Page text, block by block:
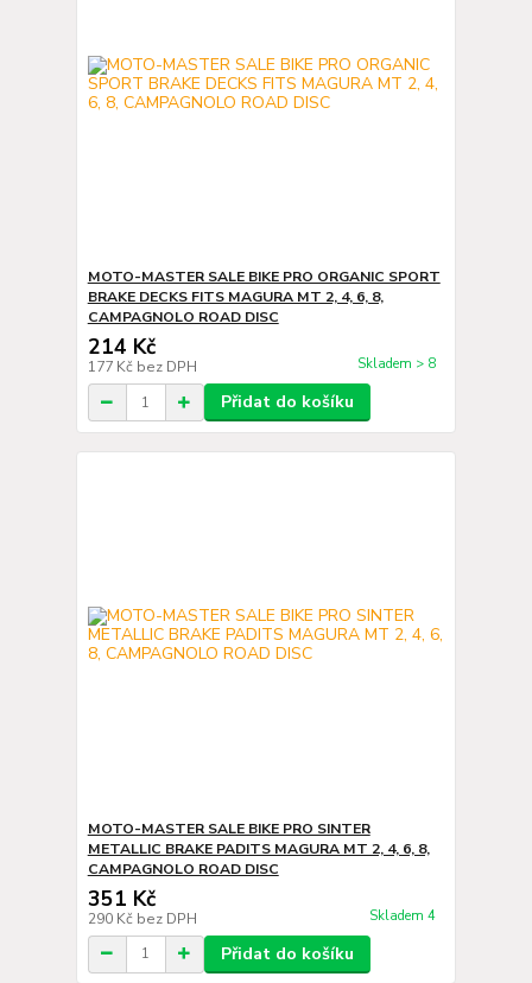
MOTO-MASTER SALE BIKE PRO ORGANIC SPORT
BRAKE DECKS FITS MAGURA MT 2, 4, 6, 8,
CAMPAGNOLO ROAD DISC
214 Kč
177 Kč bez DPH Skladem > 8
Přidat do košíku
MOTO-MASTER SALE BIKE PRO SINTER
METALLIC BRAKE PADITS MAGURA MT 2, 4, 6, 8,
CAMPAGNOLO ROAD DISC
351 Kč
290 Kč bez DPH Skladem 4
Přidat do košíku